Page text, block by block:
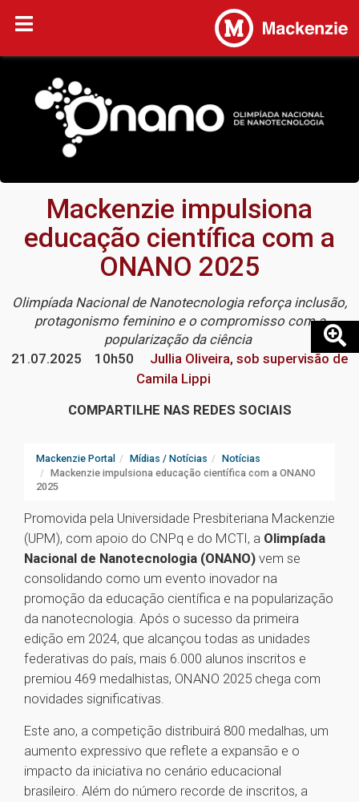
Mackenzie impulsiona
educação científica com a
ONANO 2025
Olimpíada Nacional de Nanotecnologia reforça inclusão,
protagonismo feminino e o compromisso com a
popularização da ciência
21.07.2025
10h50
Jullia Oliveira, sob supervisão de
Camila Lippi
COMPARTILHE NAS REDES SOCIAIS
Mackenzie Portal Mídias / Notícias
Notícias
Mackenzie impulsiona educação científica com a ONANO
2025
Promovida pela Universidade Presbiteriana Mackenzie
(UPM), com apoio do CNPq e do MCTI, a Olimpíada
Nacional de Nanotecnologia (ONANO) vem se
consolidando como um evento inovador na
promoção da educação científica e na popularização
da nanotecnologia. Após o sucesso da primeira
edição em 2024, que alcançou todas as unidades
federativas do país, mais 6.000 alunos inscritos e
premiou 469 medalhistas, ONANO 2025 chega com
novidades significativas.
Este ano, a competição distribuirá 800 medalhas, um
aumento expressivo que reflete a expansão e o
impacto da iniciativa no cenário educacional
brasileiro. Além do número recorde de inscritos, a